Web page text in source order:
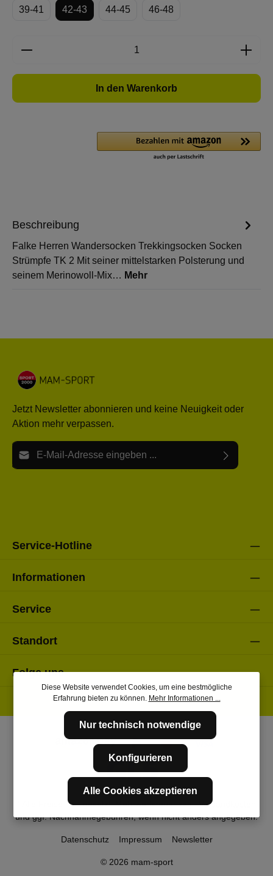
39-41 42-43 44-45 46-48
Produkt Anzahl: Gib den gewünschten
In den Warenkorb
Beschreibung
Falke Herren Wandersocken Trekkingsocken Socken
Strümpfe TK 2 Mit seiner mittelstarken Polsterung und
seinem Merinowoll-Mix… Mehr
Jetzt Newsletter abonnieren und keine Neuigkeit oder
Aktion mehr verpassen.
E-Mail-Adresse*
Service-Hotline
Informationen
Service
Standort
Folge uns
* Alle Preise inkl. gesetzl. Mehrwertsteuer zzgl.Versandkosten
und ggf. Nachnahmegebühren, wenn nicht anders angegeben.
© 2026 mam-sport
Datenschutz Impressum Newsletter
Diese Website verwendet Cookies, um eine bestmögliche
Erfahrung bieten zu können. Mehr Informationen ...
Nur technisch notwendige
Konfigurieren
Alle Cookies akzeptieren